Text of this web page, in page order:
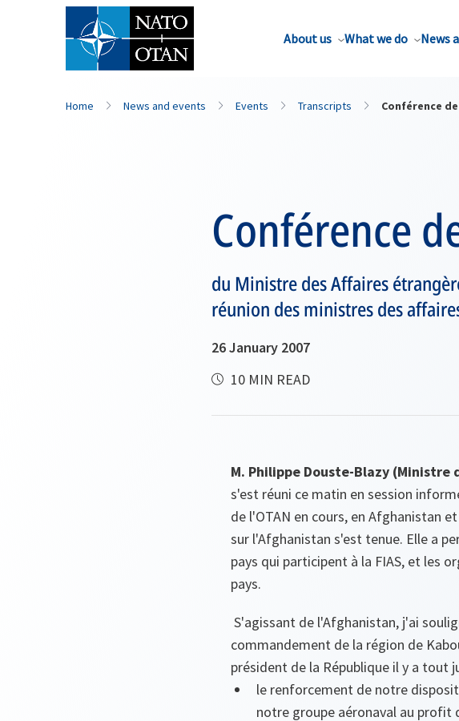
About us What we do News
Home News and events Events Transcripts Conférence
Conférence
du Ministre des Affaires
réunion des ministres des
26 January 2007
10 MIN READ
M. Philippe Douste-Blazy (Ministre
s'est réuni ce matin en session
de l'OTAN en cours, en Afghanistan
sur l'Afghanistan s'est tenue. Elle a
pays qui participent à la FIAS, et les
pays.
S'agissant de l'Afghanistan, j'ai
commandement de la région de
président de la République il y a tout
le renforcement de notre
notre groupe aéronaval au profit